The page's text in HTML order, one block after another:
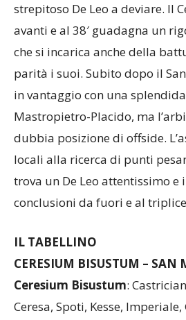
strepitoso De Leo a deviare. ll
avanti e al 38′ guadagna un
che si incarica anche della
parità i suoi. Subito dopo il
in vantaggio con una
Mastropietro-Placido, ma
dubbia posizione di offside.
locali alla ricerca di punti
trova un De Leo attentissimo
conclusioni da fuori e al
IL TABELLINO
CERESIUM BISUSTUM – SAN
Ceresium Bisustum:
Ceresa, Spoti, Kesse,